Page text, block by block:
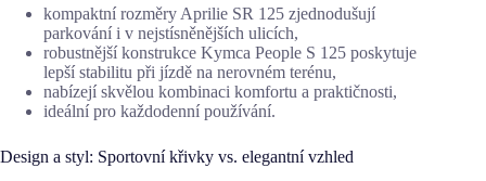
kompaktní rozměry Aprilie SR 125 zjednodušují
parkování i v nejstísněnějších ulicích,
robustnější konstrukce Kymca People S 125 poskytuje
lepší stabilitu při jízdě na nerovném terénu,
nabízejí skvělou kombinaci komfortu a praktičnosti,
ideální pro každodenní používání.
Design a styl: Sportovní křivky vs. elegantní vzhled